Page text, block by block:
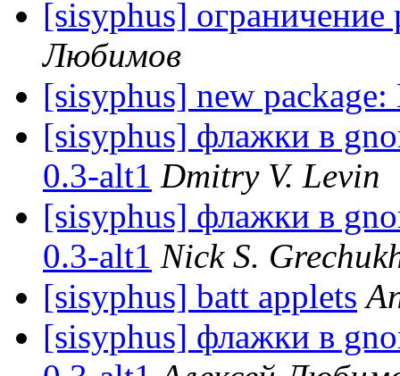
[sisyphus] ограничение
Любимов
[sisyphus] new
[sisyphus] флажки в
0.3-alt1 Dmitry V. Levin
[sisyphus] флажки в
0.3-alt1 Nick S.
[sisyphus] batt applets
[sisyphus] флажки в